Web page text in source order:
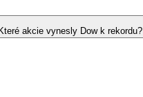
akcie vynesly Dow k rekordu?